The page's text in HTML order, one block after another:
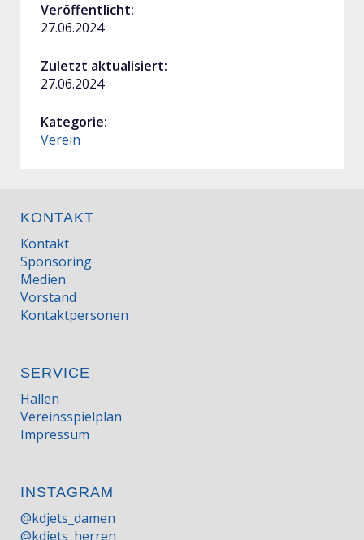
Veröffentlicht:
27.06.2024
Zuletzt aktualisiert:
27.06.2024
Kategorie:
Verein
KONTAKT
Kontakt
Sponsoring
Medien
Vorstand
Kontaktpersonen
SERVICE
Hallen
Vereinsspielplan
Impressum
INSTAGRAM
@kdjets_damen
@kdjets_herren